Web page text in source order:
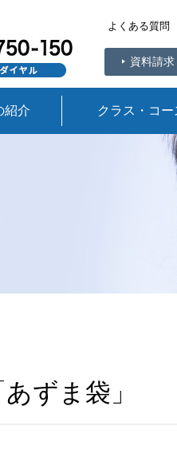
よくある質問
資料請求
紹介 クラス・コ
ずま袋」